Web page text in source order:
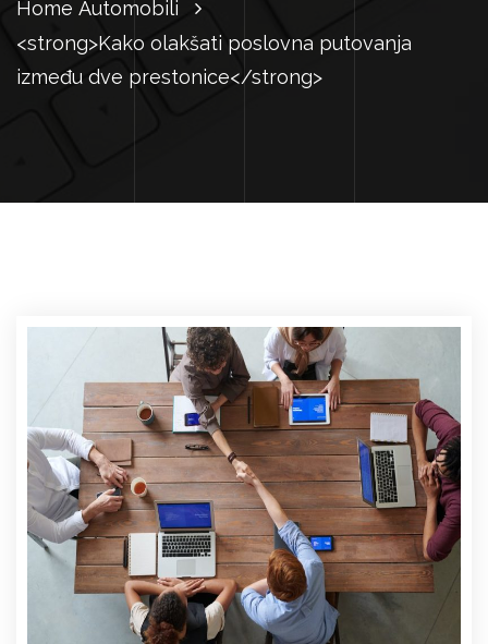
Home Automobili
<strong>Kako olakšati poslovna putovanja
između dve prestonice</strong>